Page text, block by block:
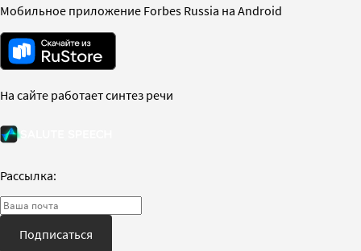
Мобильное приложение Forbes Russia на Android
На сайте работает синтез речи
Рассылка:
Подписаться